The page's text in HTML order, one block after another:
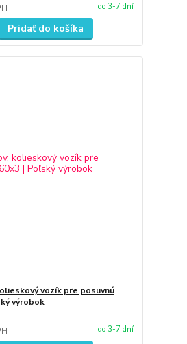
do 3-7 dní
Pridať do košíka
vozík pre posuvnú
výrobok
do 3-7 dní